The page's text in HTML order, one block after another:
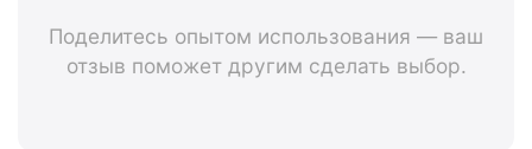
Поделитесь опытом использования — ваш
отзыв поможет другим сделать выбор.